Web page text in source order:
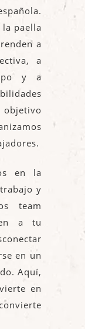
paella
a
a
y a
en la
y
team
a tu
en un
Aquí,
en